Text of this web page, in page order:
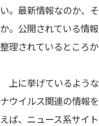
い。最新情報なのか、
か。公開されている情
整理されているところか
上に挙げているよう
ナウイルス関連の情報
えば、ニュース系サイ